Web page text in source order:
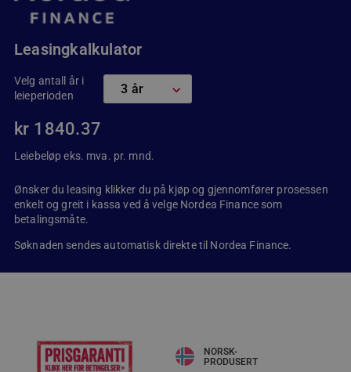
Leasingkalkulator
Velg antall år i
leieperioden
kr 1840.37
Leiebeløp eks. mva. pr. mnd.
Ønsker du leasing klikker du på kjøp og gjennomfører prosessen
enkelt og greit i kassa ved å velge Nordea Finance som
betalingsmåte.
Søknaden sendes automatisk direkte til Nordea Finance.
NORSK-
PRODUSERT